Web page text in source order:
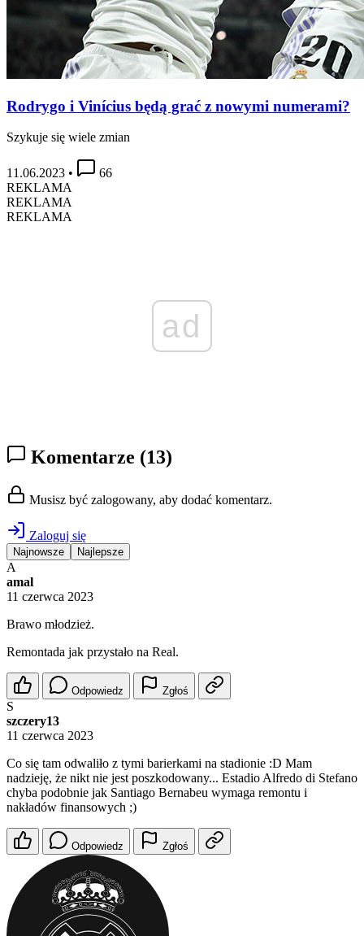
Rodrygo i Vinícius będą grać z nowymi numerami?
Szykuje się wiele zmian
11.06.2023 •
66
REKLAMA
REKLAMA
REKLAMA
ad
Komentarze (13)
Musisz być zalogowany, aby dodać komentarz.
Zaloguj się
Najnowsze Najlepsze
A
amal
11 czerwca 2023
Brawo młodzież.
Remontada jak przystało na Real.
Odpowiedz Zgłoś
S
szczery13
11 czerwca 2023
Co się tam odwaliło z tymi barierkami na stadionie :D Mam
nadzieję, że nikt nie jest poszkodowany... Estadio Alfredo di Stefano
chyba podobnie jak Santiago Bernabeu wymaga remontu i
nakładów finansowych ;)
Odpowiedz Zgłoś